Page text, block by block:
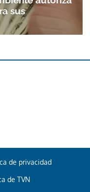
boletín.
sus
de privacidad
de TVN